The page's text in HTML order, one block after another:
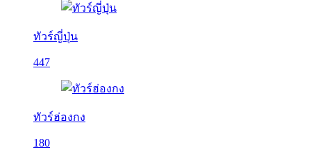
ทัวร์ญี่ปุ่น
447
ทัวร์ฮ่องกง
180